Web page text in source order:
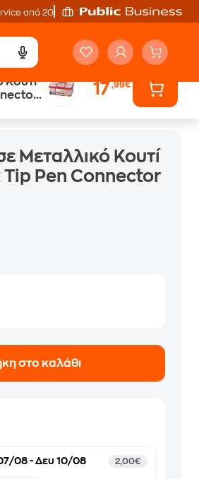
από 20'
Κουτί
17,99€
Μεταλλικό Κουτί
Tip Pen Connector
στο καλάθι
08 - Δευ 10/08 2,00€